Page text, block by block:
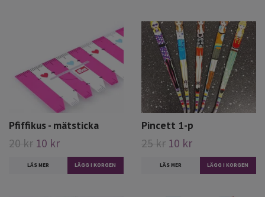
Pfiffikus - mätsticka
20 kr 10 kr
LÄS MER
Pincett 1-p
25 kr 10 kr
LÄS MER